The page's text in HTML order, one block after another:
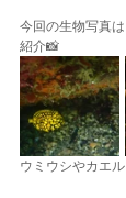
今回の生物写真
紹介📸
ウミウシやカエ